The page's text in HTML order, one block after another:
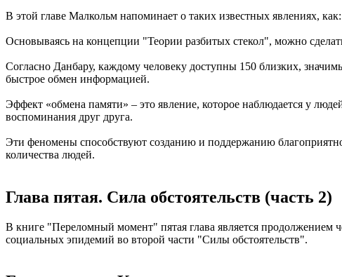
В этой главе Малкольм напоминает о таких известных явлениях, как:
Основываясь на концепции "Теории разбитых стекол", можно
Согласно Данбару, каждому человеку доступны 150 близких,
быстрое обмен информацией.
Эффект «обмена памяти» – это явление, которое наблюдается у
воспоминания друг друга.
Эти феномены способствуют созданию и поддержанию
количества людей.
Глава пятая. Сила обстоятельств (часть 2)
В книге "Переломный момент" пятая глава является продолжением
социальных эпидемий во второй части "Силы обстоятельств".